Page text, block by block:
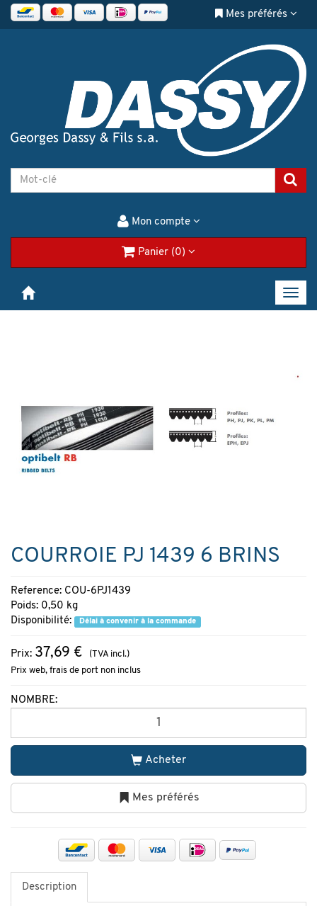
Mes préférés
Mon compte
Panier (0)
COURROIE PJ 1439 6 BRINS
Reference: COU-6PJ1439
Poids: 0,50 kg
Disponibilité:
Délai à convenir à la commande
Prix: 37,69 €
(TVA incl.)
Prix web, frais de port non inclus
NOMBRE:
Acheter
Mes préférés
Description